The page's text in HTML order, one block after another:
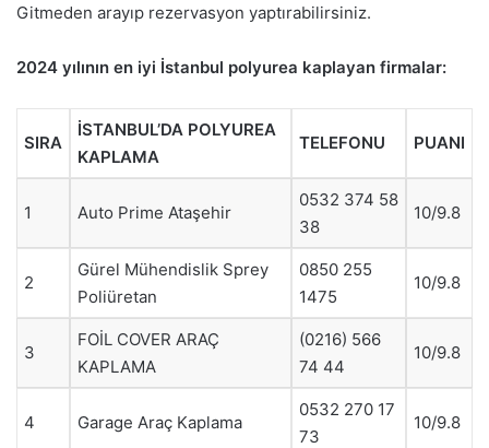
Gitmeden arayıp rezervasyon yaptırabilirsiniz.
2024 yılının en iyi İstanbul polyurea kaplayan firmalar:
SIRA
İSTANBUL’DA POLYUREA
KAPLAMA
TELEFONU PUANI
1 Auto Prime Ataşehir
0532 374 58
38
10/9.8
2
Gürel Mühendislik Sprey
Poliüretan
0850 255
1475
10/9.8
3
FOİL COVER ARAÇ
KAPLAMA
(0216) 566
74 44
10/9.8
4 Garage Araç Kaplama
0532 270 17
73
10/9.8